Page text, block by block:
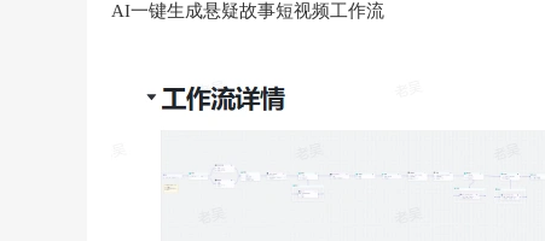
AI一键生成悬疑故事短视频工作流